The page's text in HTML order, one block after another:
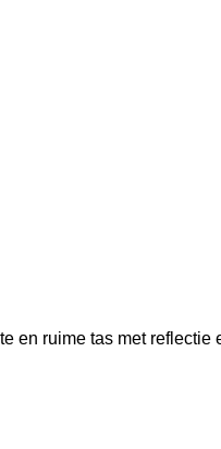
en ruime tas met reflectie